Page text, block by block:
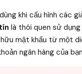
khi cấu hình các
là thói quen sử
mật khẩu từ một
ngân hàng của